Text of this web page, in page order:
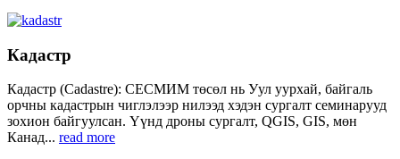
Кадастр
Кадастр (Cadastre): СЕСМИМ төсөл нь Уул уурхай, байгаль
орчны кадастрын чиглэлээр нилээд хэдэн сургалт семинарууд
зохион байгуулсан. Үүнд дроны сургалт, QGIS, GIS, мөн
Канад... read more